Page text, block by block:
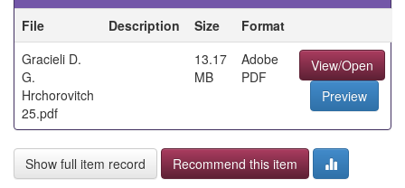
File
Description Size
Format
Gracieli D.
G.
Hrchorovitch
25.pdf
13.17
MB
Adobe
PDF
View/Open
Preview
Show full item record Recommend this item